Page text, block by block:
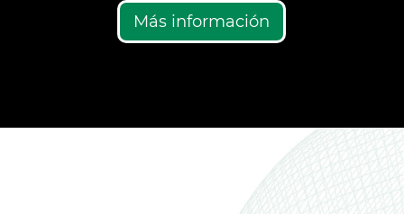
Más información